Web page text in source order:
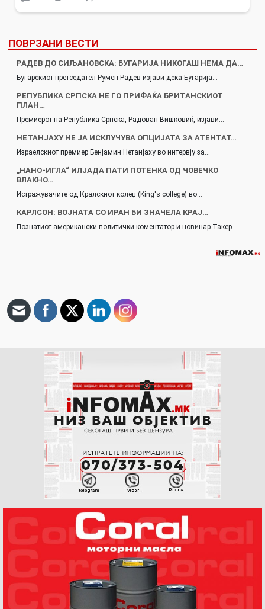
ПОВРЗАНИ ВЕСТИ
РАДЕВ ДО СИЉАНОВСКА: БУГАРИЈА НИКОГАШ НЕМА ДА…
Бугарскиот претседател Румен Радев изјави дека Бугарија…
РЕПУБЛИКА СРПСКА НЕ ГО ПРИФАЌА БРИТАНСКИОТ
ПЛАН…
Премиерот на Република Српска, Радован Вишковиќ, изјави…
НЕТАНЈАХУ НЕ ЈА ИСКЛУЧУВА ОПЦИЈАТА ЗА АТЕНТАТ…
Израелскиот премиер Бенјамин Нетанјаху во интервју за…
„НАНО-ИГЛА“ ИЛЈАДА ПАТИ ПОТЕНКА ОД ЧОВЕЧКО
ВЛАКНО…
Истражувачите од Кралскиот колеџ (King's college) во…
КАРЛСОН: ВОЈНАТА СО ИРАН БИ ЗНАЧЕЛА КРАЈ…
Познатиот американски политички коментатор и новинар Такер…